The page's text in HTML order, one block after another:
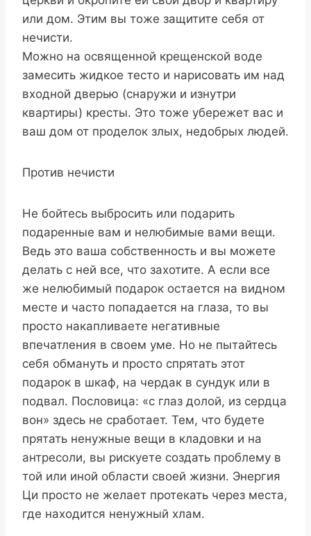
или дом. Этим вы тоже защитите себя от
нечисти.
Можно на освященной крещенской воде
замесить жидкое тесто и нарисовать им над
входной дверью (снаружи и изнутри
квартиры) кресты. Это тоже убережет вас и
ваш дом от проделок злых, недобрых людей.
Против нечисти
Не бойтесь выбросить или подарить
подаренные вам и нелюбимые вами вещи.
Ведь это ваша собственность и вы можете
делать с ней все, что захотите. А если все
же нелюбимый подарок остается на видном
месте и часто попадается на глаза, то вы
просто накапливаете негативные
впечатления в своем уме. Но не пытайтесь
себя обмануть и просто спрятать этот
подарок в шкаф, на чердак в сундук или в
подвал. Пословица: «с глаз долой, из сердца
вон» здесь не сработает. Тем, что будете
прятать ненужные вещи в кладовки и на
антресоли, вы рискуете создать проблему в
той или иной области своей жизни. Энергия
Ци просто не желает протекать через места,
где находится ненужный хлам.